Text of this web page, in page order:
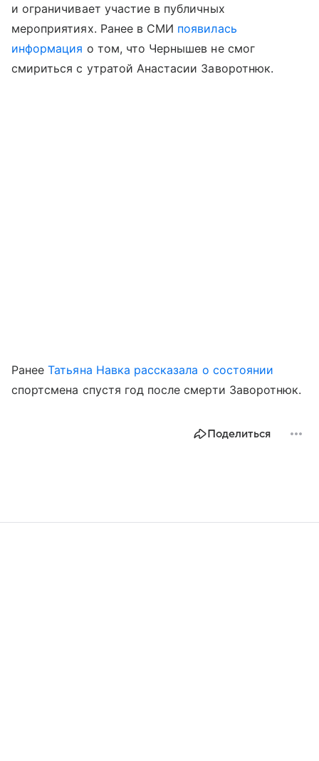
и ограничивает участие в публичных
мероприятиях. Ранее в СМИ появилась
информация о том, что Чернышев не смог
смириться с утратой Анастасии Заворотнюк.
РанееТатьяна Навка рассказала о состоянии
спортсмена спустя год после смерти Заворотнюк.
Поделиться